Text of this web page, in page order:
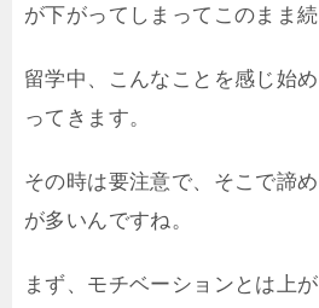
が下がってしまってこのまま続
留学中、こんなことを感じ始
ってきます。
その時は要注意で、そこで諦
が多いんですね。
まず、モチベーションとは上